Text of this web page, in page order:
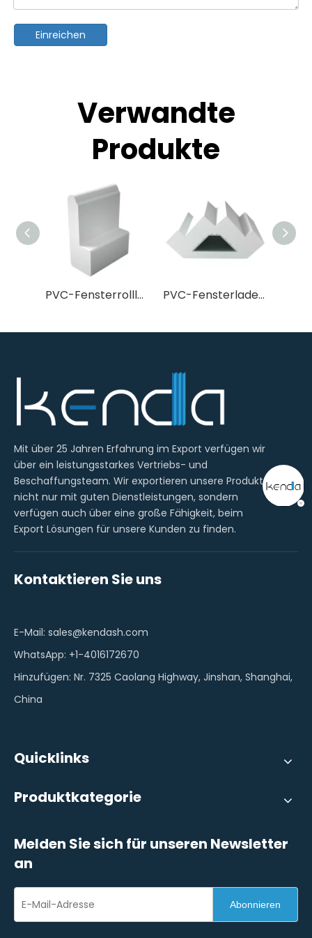
Einreichen
Verwandte
Produkte
PVC-Fensterrollläden mit Fensterbank | Maßgeschneiderte Plantagenjalousien PVC-Fensterladen-Eckpfosten | Plantagen-Blindrahmenkomponenten im Großhandel
Mit über 25 Jahren Erfahrung im Export verfügen wir
über ein leistungsstarkes Vertriebs- und
Beschaffungsteam. Wir exportieren unsere Produkte
nicht nur mit guten Dienstleistungen, sondern
verfügen auch über eine große Fähigkeit, beim
Export Lösungen für unsere Kunden zu finden.
Kontaktieren Sie uns
E-Mail: sales@kendash.com
WhatsApp: +1-4016172670
Hinzufügen: Nr. 7325 Caolang Highway, Jinshan, Shanghai,
China
Quicklinks
Produktkategorie
Melden Sie sich für unseren Newsletter
an
Abonnieren